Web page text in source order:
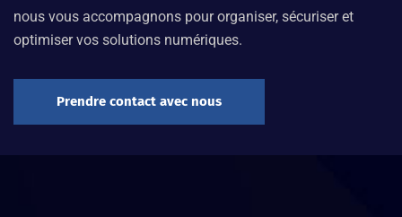
nous vous accompagnons pour organiser, sécuriser et
optimiser vos solutions numériques.
Prendre contact avec nous